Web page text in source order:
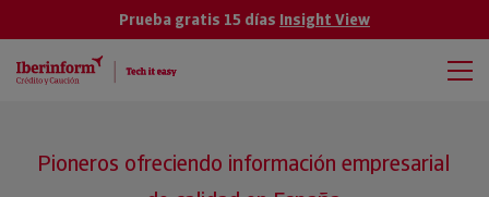
Prueba gratis 15 días Insight View
Pioneros ofreciendo información empresarial